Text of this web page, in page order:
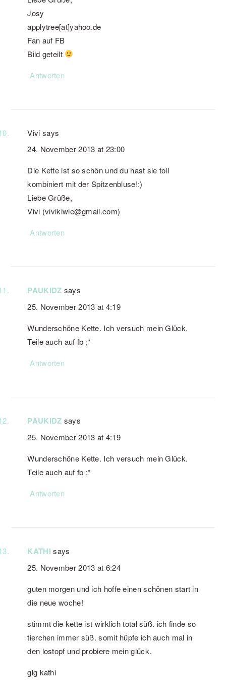
Josy
applytree[at]yahoo.de
Fan auf FB
Bild geteilt
Antworten
Vivi says
24. November 2013 at 23:00
Die Kette ist so schön und du hast sie toll
kombiniert mit der Spitzenbluse!:)
Liebe Grüße,
Vivi (vivikiwie@gmail.com)
Antworten
PAUKIDZ says
25. November 2013 at 4:19
Wunderschöne Kette. Ich versuch mein Glück.
Teile auch auf fb ;*
Antworten
PAUKIDZ says
25. November 2013 at 4:19
Wunderschöne Kette. Ich versuch mein Glück.
Teile auch auf fb ;*
Antworten
KATHI says
25. November 2013 at 6:24
guten morgen und ich hoffe einen schönen start in
die neue woche!
stimmt die kette ist wirklich total süß. ich finde so
tierchen immer süß. somit hüpfe ich auch mal in
den lostopf und probiere mein glück.
glg kathi